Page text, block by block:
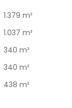
1.379 m²
1.037 m²
340 m²
340 m²
438 m²